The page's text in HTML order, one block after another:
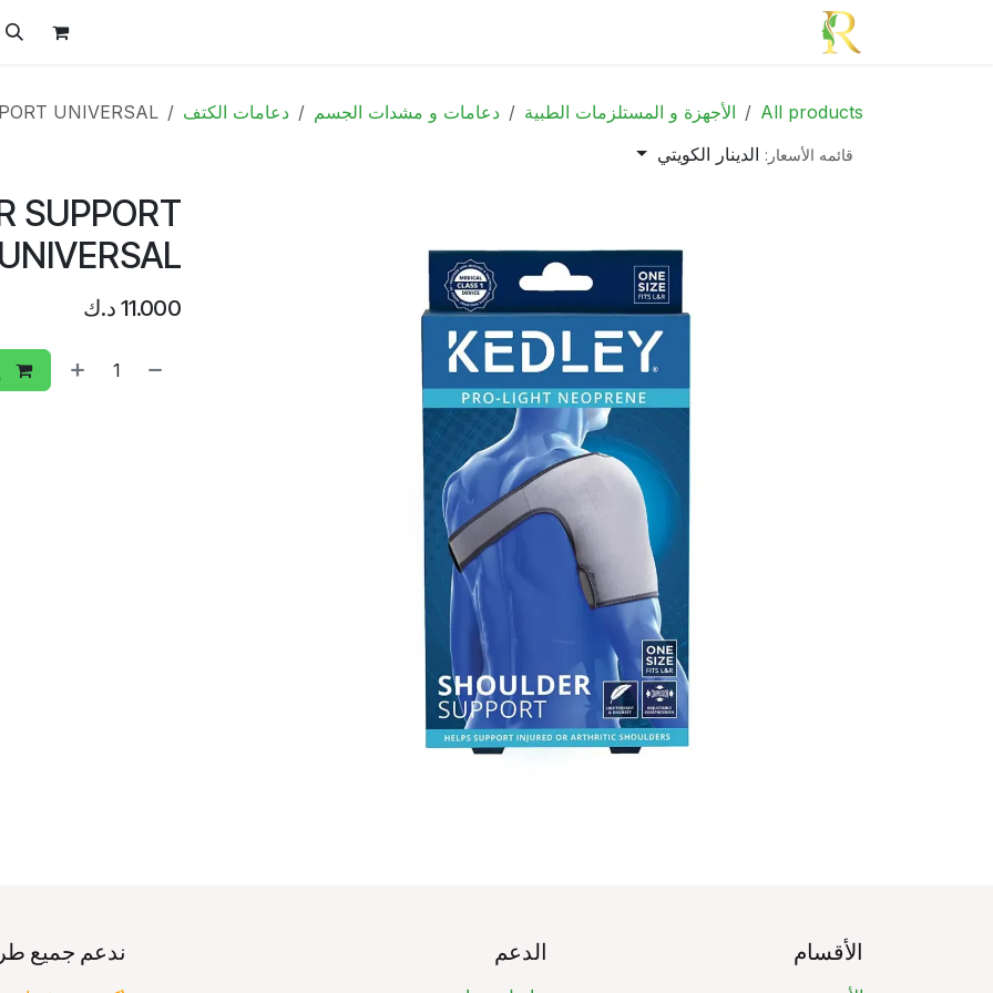
تخطي للذهاب إلى المحتوى
All products الأجهزة و المستلزمات الطبية دعامات و مشدات الجسم دعامات الكتف UNIVERSAL
قائمه الأسعار: الدينار الكويتي
SUPPORT
UNIVERSAL
11.000 د.ك
الأقسام الدعم ندعم جميع